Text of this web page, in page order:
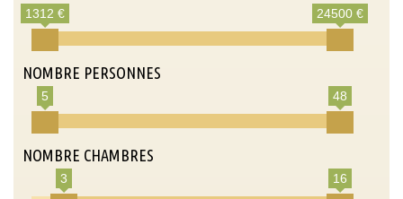
1312 € 24500 €
NOMBRE PERSONNES
5 48
NOMBRE CHAMBRES
3 16